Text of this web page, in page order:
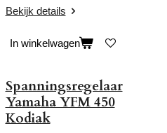
Bekijk details
In winkelwagen
Spanningsregelaar
Yamaha YFM 450
Kodiak